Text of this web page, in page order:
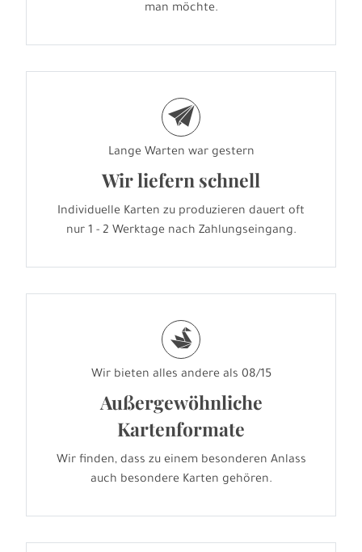
man möchte.
e
Lange Warten war gestern
Wir liefern schnell
Individuelle Karten zu produzieren dauert oft
nur 1 - 2 Werktage nach Zahlungseingang.
s
Wir bieten alles andere als 08/15
Außergewöhnliche
Kartenformate
Wir finden, dass zu einem besonderen Anlass
auch besondere Karten gehören.